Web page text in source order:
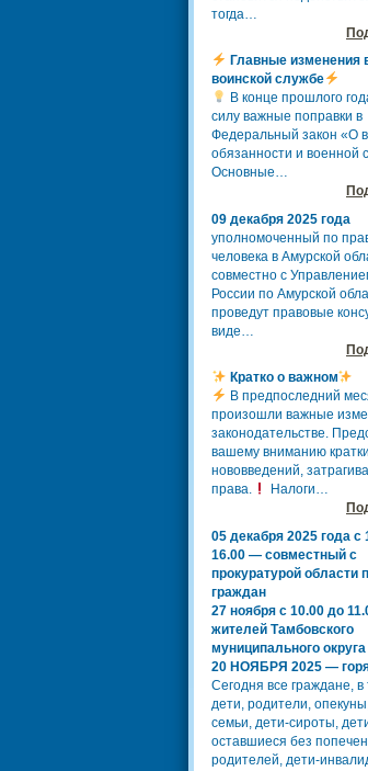
тогда…
Главные изменения
воинской службе
В конце прошлого
силу важные поправки в
Федеральный закон «О
обязанности и военной
Основные…
09 декабря 2025 года
уполномоченный по
человека в Амурской
совместно с
России по Амурской
проведут правовые
виде…
Кратко о важном
В предпоследний
произошли важные
законодательстве.
вашему вниманию
нововведений,
права.
Налоги…
05 декабря 2025 года с
16.00 — совместный с
прокуратурой области
граждан
27 ноября с 10.00 до
жителей Тамбовского
муниципального округа
20 НОЯБРЯ 2025 —
Сегодня все граждане, в
дети, родители,
семьи, дети-сироты,
оставшиеся без
родителей, дети-